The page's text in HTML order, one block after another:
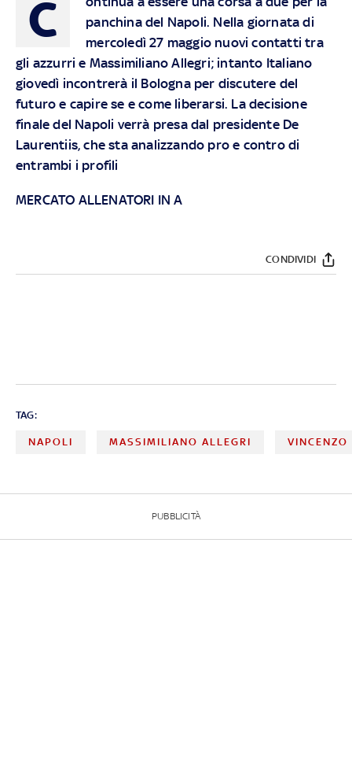
C
panchina del Napoli. Nella giornata di
mercoledì 27 maggio nuovi contatti tra
gli azzurri e Massimiliano Allegri; intanto Italiano
giovedì incontrerà il Bologna per discutere del
futuro e capire se e come liberarsi. La decisione
finale del Napoli verrà presa dal presidente De
Laurentiis, che sta analizzando pro e contro di
entrambi i profili
MERCATO ALLENATORI IN A
CONDIVIDI
TAG:
NAPOLI MASSIMILIANO ALLEGRI
PUBBLICITÀ